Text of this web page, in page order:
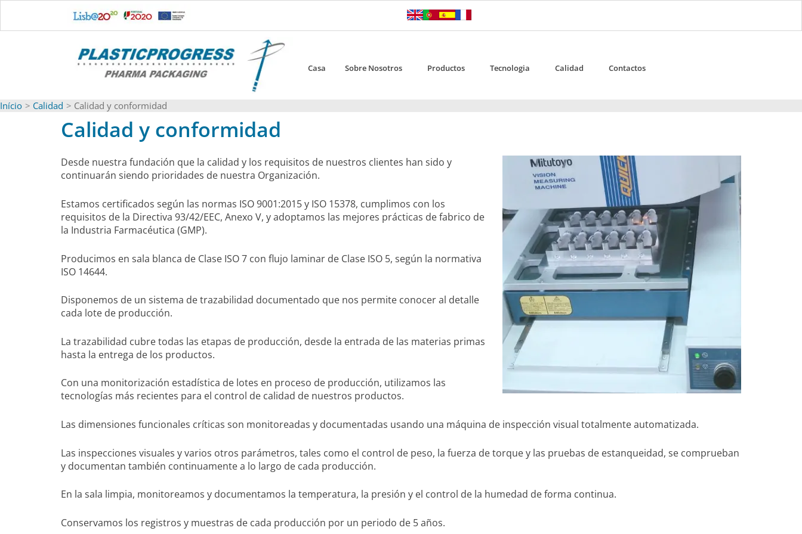
Casa Sobre Nosotros Productos Tecnologia Calidad Contactos
Início Calidad Calidad y conformidad
Calidad y conformidad
Desde nuestra fundación que la calidad y los requisitos de nuestros clientes han sido y
continuarán siendo prioridades de nuestra Organización.
Estamos certificados según las normas ISO 9001:2015 y ISO 15378, cumplimos con los
requisitos de la Directiva 93/42/EEC, Anexo V, y adoptamos las mejores prácticas de fabrico de
la Industria Farmacéutica (GMP).
Producimos en sala blanca de Clase ISO 7 con flujo laminar de Clase ISO 5, según la normativa
ISO 14644.
Disponemos de un sistema de trazabilidad documentado que nos permite conocer al detalle
cada lote de producción.
La trazabilidad cubre todas las etapas de producción, desde la entrada de las materias primas
hasta la entrega de los productos.
Con una monitorización estadística de lotes en proceso de producción, utilizamos las
tecnologías más recientes para el control de calidad de nuestros productos.
Las dimensiones funcionales críticas son monitoreadas y documentadas usando una máquina de inspección visual totalmente automatizada.
Las inspecciones visuales y varios otros parámetros, tales como el control de peso, la fuerza de torque y las pruebas de estanqueidad, se comprueban
y documentan también continuamente a lo largo de cada producción.
En la sala limpia, monitoreamos y documentamos la temperatura, la presión y el control de la humedad de forma continua.
Conservamos los registros y muestras de cada producción por un periodo de 5 años.